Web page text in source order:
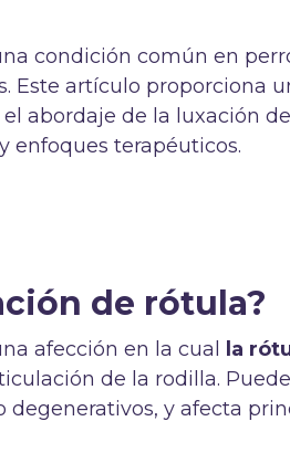
condición común en
Este artículo proporciona
abordaje de la luxación
enfoques terapéuticos.
de rótula?
afección en la cual
la
de la rodilla.
degenerativos, y afecta